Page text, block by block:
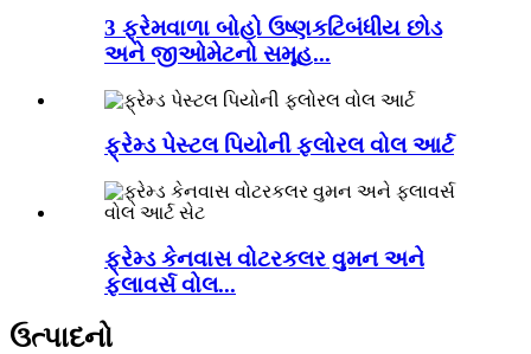
3 ફ્રેમવાળા બોહો ઉષ્ણકટિબંધીય છોડ
અને જીઓમેટનો સમૂહ...
ફ્રેમ્ડ પેસ્ટલ પિયોની ફ્લોરલ વોલ આર્ટ
ફ્રેમ્ડ કેનવાસ વોટરકલર વુમન અને
ફ્લાવર્સ વોલ...
ઉત્પાદનો